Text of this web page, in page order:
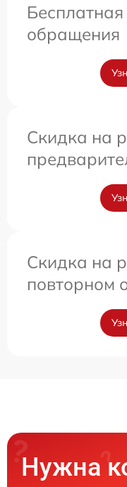
обращения
Скидка на
Скидка на
повторном
Нужна